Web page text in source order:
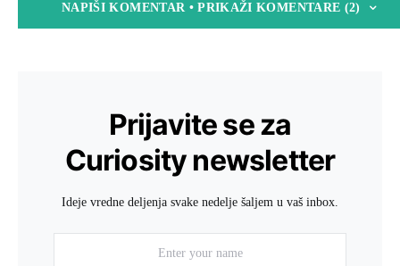
NAPIŠI KOMENTAR • PRIKAŽI KOMENTARE (2)
Prijavite se za
Curiosity newsletter
Ideje vredne deljenja svake nedelje šaljem u vaš inbox.